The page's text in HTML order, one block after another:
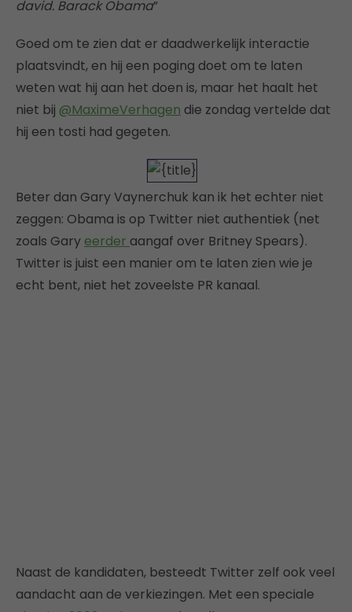
david. Barack Obama”
Goed om te zien dat er daadwerkelijk interactie
plaatsvindt, en hij een poging doet om te laten
weten wat hij aan het doen is, maar het haalt het
niet bij @MaximeVerhagen die zondag vertelde dat
hij een tosti had gegeten.
Beter dan Gary Vaynerchuk kan ik het echter niet
zeggen: Obama is op Twitter niet authentiek (net
zoals Gary eerder aangaf over Britney Spears).
Twitter is juist een manier om te laten zien wie je
echt bent, niet het zoveelste PR kanaal.
Naast de kandidaten, besteedt Twitter zelf ook veel
aandacht aan de verkiezingen. Met een speciale